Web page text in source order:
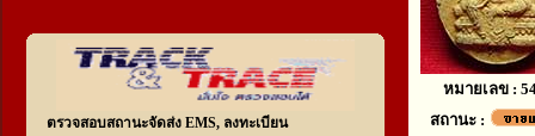
ตรวจสอบสถานะจัดส่ง EMS, ลงทะเบียน
หมายเลข :
สถานะ :